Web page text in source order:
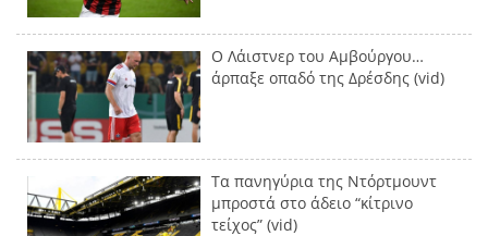
Ο Λάιστνερ του Αμβούργου…
άρπαξε οπαδό της Δρέσδης (vid)
Τα πανηγύρια της Ντόρτμουντ
μπροστά στο άδειο “κίτρινο
τείχος” (vid)